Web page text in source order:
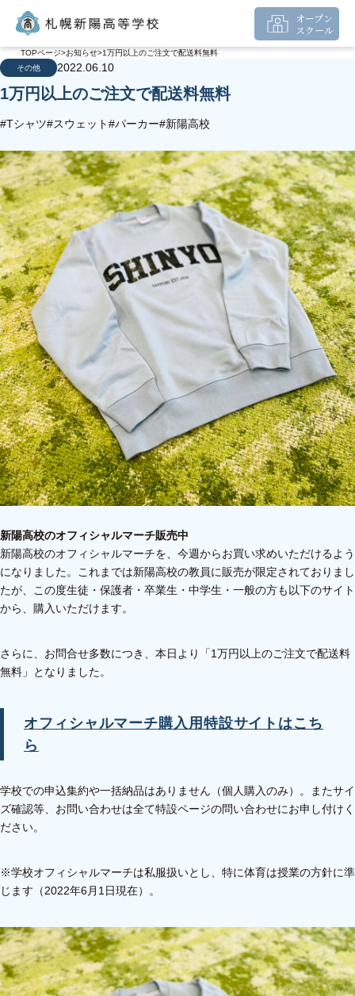
オープン
スクール
TOPページ お知らせ 1万円以上のご注文で配送料無料
その他
2022.06.10
1万円以上のご注文で配送料無料
#Tシャツ#スウェット#パーカー#新陽高校
新陽高校のオフィシャルマーチ販売中
新陽高校のオフィシャルマーチを、今週からお買い求めいただけるよう
になりました。これまでは新陽高校の教員に販売が限定されておりまし
たが、この度生徒・保護者・卒業生・中学生・一般の方も以下のサイト
から、購入いただけます。
さらに、お問合せ多数につき、本日より「1万円以上のご注文で配送料
無料」となりました。
オフィシャルマーチ購入用特設サイトはこち
ら
学校での申込集約や一括納品はありません（個人購入のみ）。またサイ
ズ確認等、お問い合わせは全て特設ページの問い合わせにお申し付けく
ださい。
※学校オフィシャルマーチは私服扱いとし、特に体育は授業の方針に準
じます（2022年6月1日現在）。